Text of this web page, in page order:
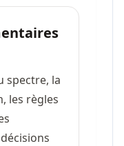
spectre, la
les règles